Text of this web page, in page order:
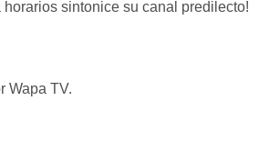
horarios sintonice su canal predilecto!
Wapa TV.